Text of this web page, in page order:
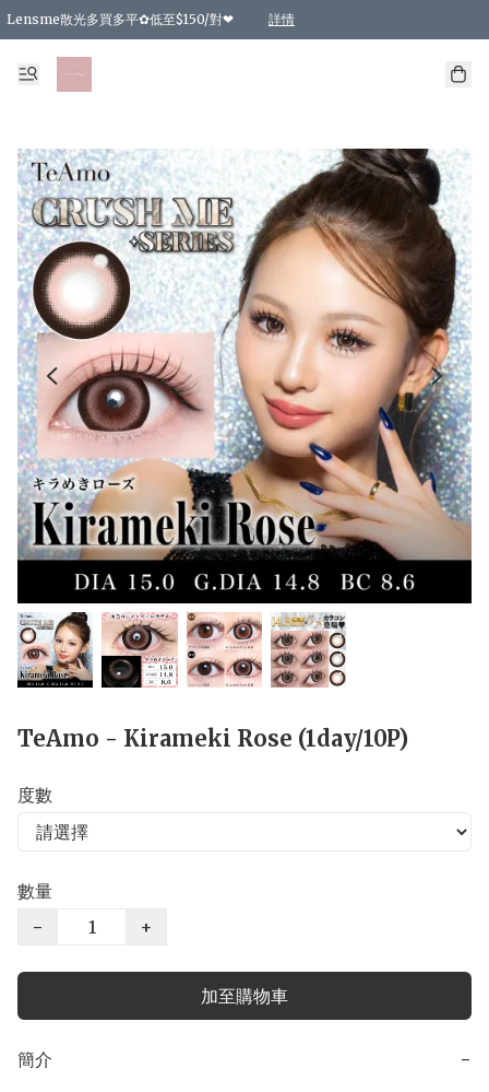
Lensme散光多買多平✿低至$150/對❤ 詳情
台灣Karacon⁩✧日拋 特價清貨❁⃘
日本韓國多款日/月拋現貨☼ 特價❤︎數量有限 售完即止
🇰🇷韓國多款月拋現貨 特價兩對$99✿數量有限 售完即止♫
精選商品，任選買2件或以上9 折；買4件或以上85 折；買6件或以上8 折
精選商品，任選買2件HKD 140.00；買4件HKD 260.00
精選商品，任選買2件HKD 190.00；買4件HKD 360.00
精選商品，任選買2件HKD 110.00；買4件HKD 180.00
精選商品，任選買2件HKD 170.00；買4件HKD 320.00
精選商品，任選買2件或以上減HKD 148.00
精選商品，任選買2件或以上減HKD 148.00
精選商品，任選買2件或以上95 折；買4件或以上9 折；買6件或以上85 折；買8件
精選商品，任選買12件或以上87 折
精選商品，任選買2件或以上減HKD 16.00；買4件或以上減HKD 32.00；買6
精選商品，任選買2件或以上95 折；買4件或以上9 折；買8件或以上85 折；買12
購物滿 HKD 800.00即享免運費優惠！（適用於 特定的送貨方式 )
TeAmo - Kirameki Rose (1day/10P)
度數
數量
−
+
加至購物車
簡介 −